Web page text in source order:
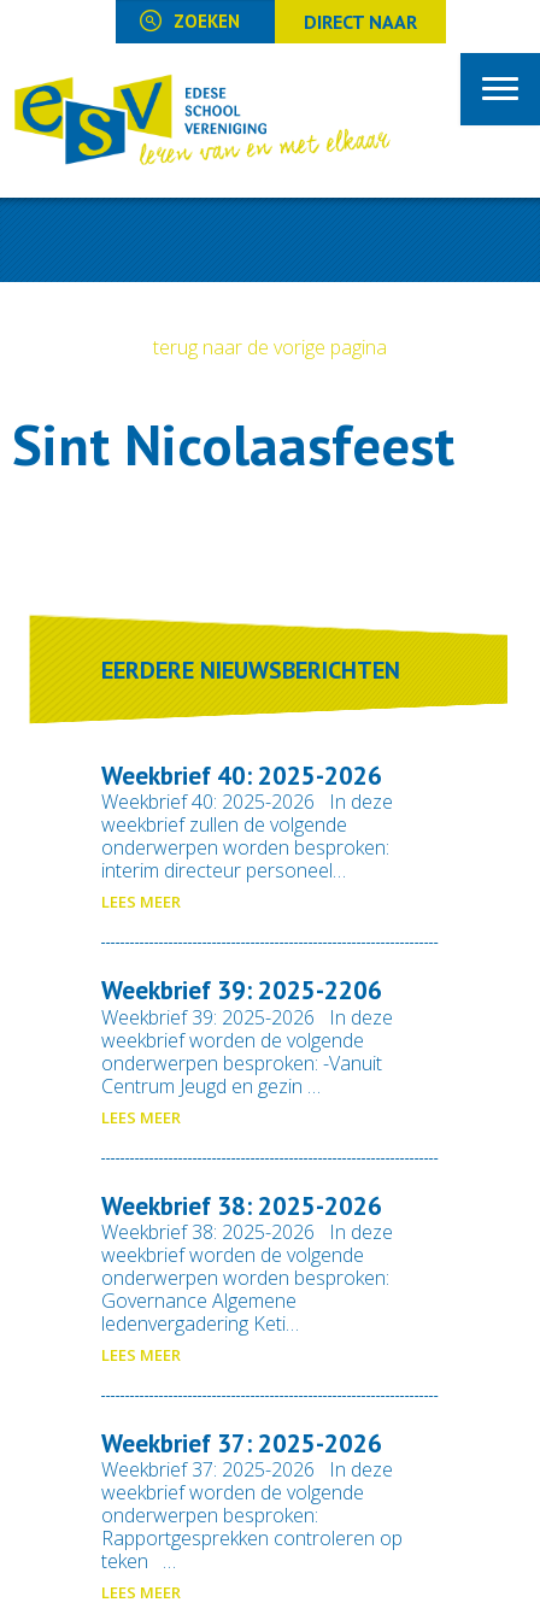
DIRECT NAAR
terug naar de vorige pagina
Sint Nicolaasfeest
EERDERE NIEUWSBERICHTEN
Weekbrief 40: 2025-2026
Weekbrief 40: 2025-2026 In deze
weekbrief zullen de volgende
onderwerpen worden besproken:
interim directeur personeel…
LEES MEER
Weekbrief 39: 2025-2206
Weekbrief 39: 2025-2026 In deze
weekbrief worden de volgende
onderwerpen besproken: -Vanuit
Centrum Jeugd en gezin …
LEES MEER
Weekbrief 38: 2025-2026
Weekbrief 38: 2025-2026 In deze
weekbrief worden de volgende
onderwerpen worden besproken:
Governance Algemene
ledenvergadering Keti…
LEES MEER
Weekbrief 37: 2025-2026
Weekbrief 37: 2025-2026 In deze
weekbrief worden de volgende
onderwerpen besproken:
Rapportgesprekken controleren op
teken …
LEES MEER